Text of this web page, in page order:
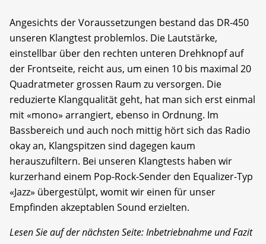
Angesichts der Voraussetzungen bestand das DR-450
unseren Klangtest problemlos. Die Lautstärke,
einstellbar über den rechten unteren Drehknopf auf
der Frontseite, reicht aus, um einen 10 bis maximal 20
Quadratmeter grossen Raum zu versorgen. Die
reduzierte Klangqualität geht, hat man sich erst einmal
mit «mono» arrangiert, ebenso in Ordnung. Im
Bassbereich und auch noch mittig hört sich das Radio
okay an, Klangspitzen sind dagegen kaum
herauszufiltern. Bei unseren Klangtests haben wir
kurzerhand einem Pop-Rock-Sender den Equalizer-Typ
«Jazz» übergestülpt, womit wir einen für unser
Empfinden akzeptablen Sound erzielten.
Lesen Sie auf der nächsten Seite: Inbetriebnahme und Fazit